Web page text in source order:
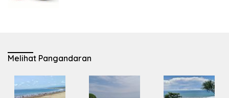
Melihat Pangandaran